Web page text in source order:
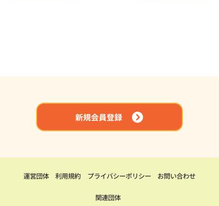
新規会員登録
運営団体 利用規約 プライバシーポリシー お問い合わせ
関連団体